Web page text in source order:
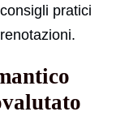
pratici